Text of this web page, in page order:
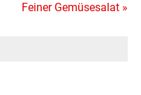
Feiner Gemüsesalat »